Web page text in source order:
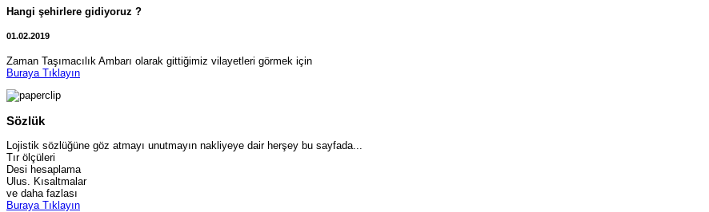
Hangi şehirlere gidiyoruz ?
01.02.2019
Zaman Taşımacılık Ambarı olarak gittiğimiz vilayetleri görmek için
Buraya Tıklayın
Sözlük
Lojistik sözlüğüne göz atmayı unutmayın nakliyeye dair herşey bu sayfada...
Tır ölçüleri
Desi hesaplama
Ulus. Kısaltmalar
ve daha fazlası
Buraya Tıklayın